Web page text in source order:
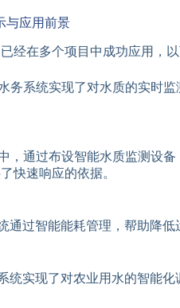
与应用前景
经在多个项目中成功应用，
务系统实现了对水质的实时
，通过布设智能水质监测设
快速响应的依据。
过智能能耗管理，帮助降
统实现了对农业用水的智能